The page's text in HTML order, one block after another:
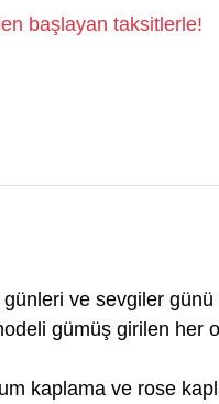
başlayan taksitlerle!
günleri ve sevgiler
gümüş girilen her
kaplama ve rose